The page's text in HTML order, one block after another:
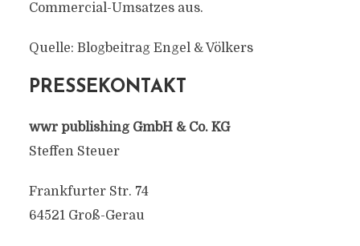
Commercial-Umsatzes aus.
Quelle: Blogbeitrag Engel & Völkers
PRESSEKONTAKT
wwr publishing GmbH & Co. KG
Steffen Steuer
Frankfurter Str. 74
64521 Groß-Gerau